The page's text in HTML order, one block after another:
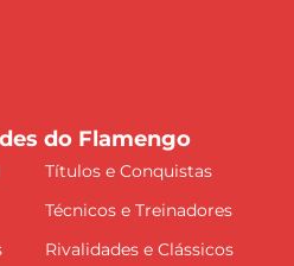
do Flamengo
Títulos e Conquistas
Técnicos e Treinadores
Rivalidades e Clássicos